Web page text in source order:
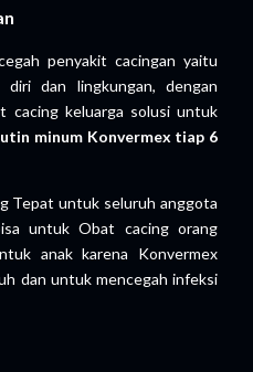
penyakit cacingan yaitu
diri dan lingkungan, dengan
cacing keluarga solusi untuk
minum Konvermex tiap 6
Tepat untuk seluruh anggota
untuk Obat cacing orang
anak karena Konvermex
dan untuk mencegah infeksi